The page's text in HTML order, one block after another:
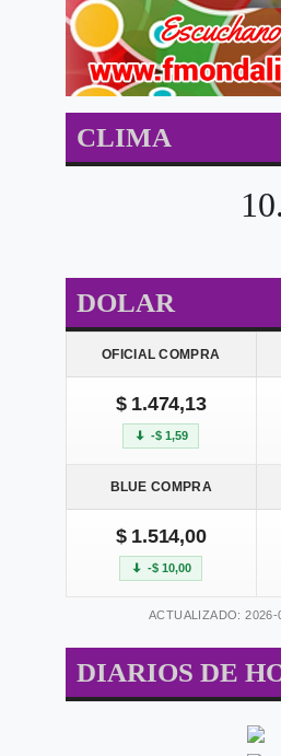
CLIMA
DOLAR
OFICIAL COMPRA
$ 1.474,13
-$ 1,59
BLUE COMPRA
$ 1.514,00
-$ 10,00
ACTUALIZADO:
DIARIOS DE